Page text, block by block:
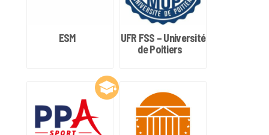
ESM
UFR FSS – Université
de Poitiers